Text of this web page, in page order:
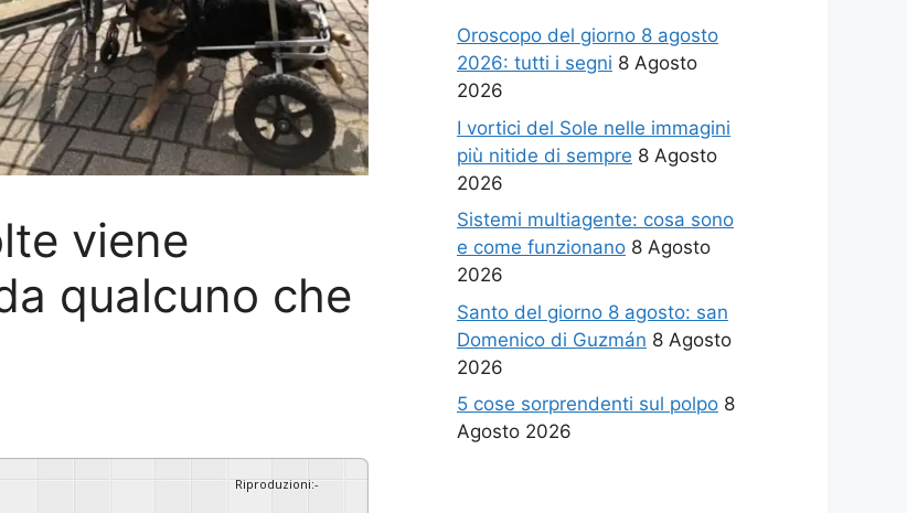
viene
qualcuno che
Riproduzioni:-
Oroscopo del giorno 8 agosto
2026: tutti i segni 8 Agosto
2026
I vortici del Sole nelle immagini
più nitide di sempre 8 Agosto
2026
Sistemi multiagente: cosa sono
e come funzionano 8 Agosto
2026
Santo del giorno 8 agosto: san
Domenico di Guzmán 8 Agosto
2026
5 cose sorprendenti sul polpo 8
Agosto 2026